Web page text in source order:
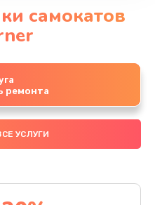
самокатов
ремонта
УСЛУГИ